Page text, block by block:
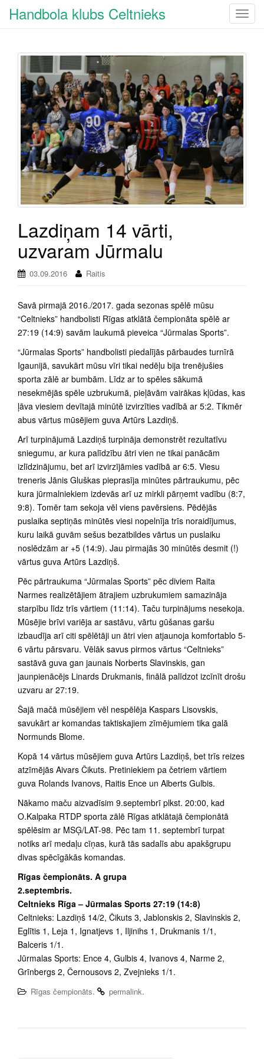
T
g
e
n
a
v
i
g
a
t
i
o
Handbola klubs Celtnieks
Lazdiņam 14 vārti,
uzvaram Jūrmalu
03.09.2016 Raitis
Savā pirmajā 2016./2017. gada sezonas spēlē mūsu
“Celtnieks” handbolisti Rīgas atklātā čempionāta spēlē ar
27:19 (14:9) savām laukumā pieveica “Jūrmalas Sports”.
“Jūrmalas Sports” handbolisti piedalījās pārbaudes turnīrā
Igaunijā, savukārt mūsu vīri tikai nedēļu bija trenējušies
sporta zālē ar bumbām. Līdz ar to spēles sākumā
nesekmējās spēle uzbrukumā, pieļāvām vairākas kļūdas, kas
ļāva viesiem devītajā minūtē izvirzīties vadībā ar 5:2. Tikmēr
abus vārtus mūsējiem guva Artūrs Lazdiņš.
Arī turpinājumā Lazdiņš turpināja demonstrēt rezultatīvu
sniegumu, ar kura palīdzību ātri vien ne tikai panācām
izlīdzinājumu, bet arī izvirzījāmies vadībā ar 6:5. Viesu
treneris Jānis Gluškas pieprasīja minūtes pārtraukumu, pēc
kura jūrmalniekiem izdevās arī uz mirkli pārņemt vadību (8:7,
9:8). Tomēr tam sekoja vēl viens pavērsiens. Pēdējās
puslaika septiņās minūtēs viesi nopelnīja trīs noraidījumus,
kuru laikā guvām sešus bezatbildes vārtus un puslaiku
noslēdzām ar +5 (14:9). Jau pirmajās 30 minūtēs desmit (!)
vārtus guva Artūrs Lazdiņš.
Pēc pārtraukuma “Jūrmalas Sports” pēc diviem Raita
Narmes realizētājiem ātrajiem uzbrukumiem samazināja
starpību līdz trīs vārtiem (11:14). Taču turpinājums nesekoja.
Mūsējie brīvi variēja ar sastāvu, vārtu gūšanas garšu
izbaudīja arī citi spēlētāji un ātri vien atjaunoja komfortablo 5-
6 vārtu pārsvaru. Vēlāk savus pirmos vārtus “Celtnieks”
sastāvā guva gan jaunais Norberts Slavinskis, gan
jaunpienācējs Linards Drukmanis, finālā palīdzot izcīnīt drošu
uzvaru ar 27:19.
Šajā mačā mūsējiem vēl nespēlēja Kaspars Lisovskis,
savukārt ar komandas taktiskajiem zīmējumiem tika galā
Normunds Blome.
Kopā 14 vārtus mūsējiem guva Artūrs Lazdiņš, bet trīs reizes
atzīmējās Aivars Čikuts. Pretiniekiem pa četriem vārtiem
guva Rolands Ivanovs, Raitis Ence un Alberts Gulbis.
Nākamo maču aizvadīsim 9.septembrī plkst. 20:00, kad
O.Kalpaka RTDP sporta zālē Rīgas atklātajā čempionātā
spēlēsim ar MSĢ/LAT-98. Pēc tam 11. septembrī turpat
notiks arī medaļu cīņas, kurā tās sadalīs abu apakšgrupu
divas spēcīgākās komandas.
Rīgas čempionāts. A grupa
2.septembris.
Celtnieks Rīga – Jūrmalas Sports 27:19 (14:8)
Celtnieks: Lazdiņš 14/2, Čikuts 3, Jablonskis 2, Slavinskis 2,
Eglītis 1, Leja 1, Ignatjevs 1, Iljinihs 1, Drukmanis 1/1,
Balceris 1/1.
Jūrmalas Sports: Ence 4, Gulbis 4, Ivanovs 4, Narme 2,
Grīnbergs 2, Černousovs 2, Zvejnieks 1/1.
Rīgas čempionāts. permalink.